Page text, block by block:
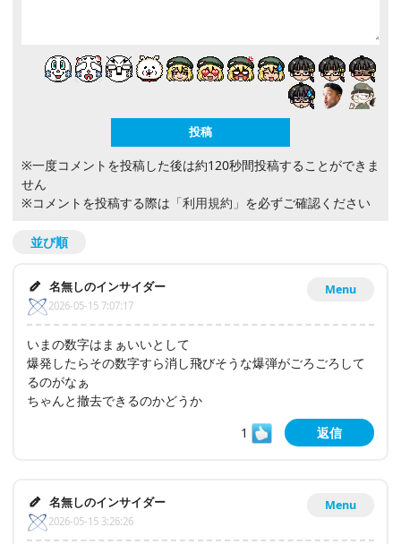
※一度コメントを投稿した後は約120秒間投稿することができま
せん
※コメントを投稿する際は 「利用規約」 を必ずご確認ください
並び順
Menu
名無しのインサイダー
2026-05-15 7:07:17
いまの数字はまぁいいとして
爆発したらその数字すら消し飛びそうな爆弾がごろごろして
るのがなぁ
ちゃんと撤去できるのかどうか
1
返信
Menu
名無しのインサイダー
2026-05-15 3:26:26